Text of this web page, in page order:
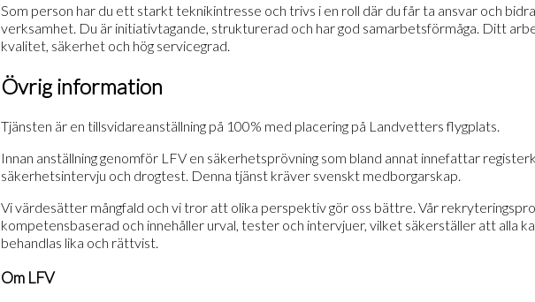
Som person har du ett starkt teknikintresse och trivs i en roll där du får ta ansvar och
verksamhet. Du är initiativtagande, strukturerad och har god samarbetsförmåga. Ditt
kvalitet, säkerhet och hög servicegrad.
Övrig information
Tjänsten är en tillsvidareanställning på 100% med placering på Landvetters flygplats.
Innan anställning genomför LFV en säkerhetsprövning som bland annat innefattar
säkerhetsintervju och drogtest. Denna tjänst kräver svenskt medborgarskap.
Vi värdesätter mångfald och vi tror att olika perspektiv gör oss bättre. Vår
kompetensbaserad och innehåller urval, tester och intervjuer, vilket säkerställer att alla
behandlas lika och rättvist.
Om LFV